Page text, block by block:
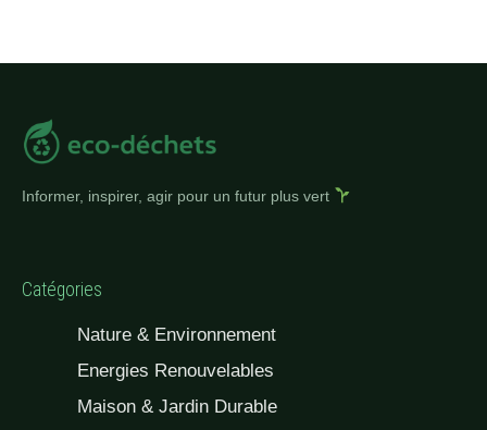
Informer, inspirer, agir pour un futur plus vert
Catégories
Nature & Environnement
Energies Renouvelables
Maison & Jardin Durable